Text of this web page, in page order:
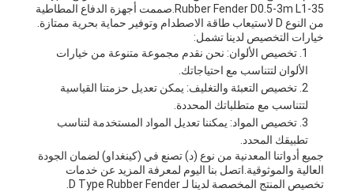
Rubber Fender D0.5-3m L1-35.صممت أجهزة الدفاع المطاطية
من النوع D لاستيعاب طاقة الاصطدام وتوفير حماية بحرية ممتازة.
خيارات التخصيص لدينا تشمل:
تخصيص الألوان: نحن نقدم مجموعة متنوعة من خيارات
الألوان لتتناسب مع احتياجاتك.
تخصيص التعبئة والتغليف: يمكن تعديل حزمتنا القياسية
لتتناسب مع متطلباتك المحددة.
تخصيص المواد: يمكننا تعديل المواد المستخدمة لتناسب
تطبيقك المحدد.
جميع أدواتنا المعدنية من نوع (د) تصنع في (كينغداو) لضمان الجودة
العالية والموثوقية.اتصل بنا اليوم لمعرفة المزيد عن خدمات
تخصيص المنتج المخصصة لدينا لـ D Type Rubber Fender.